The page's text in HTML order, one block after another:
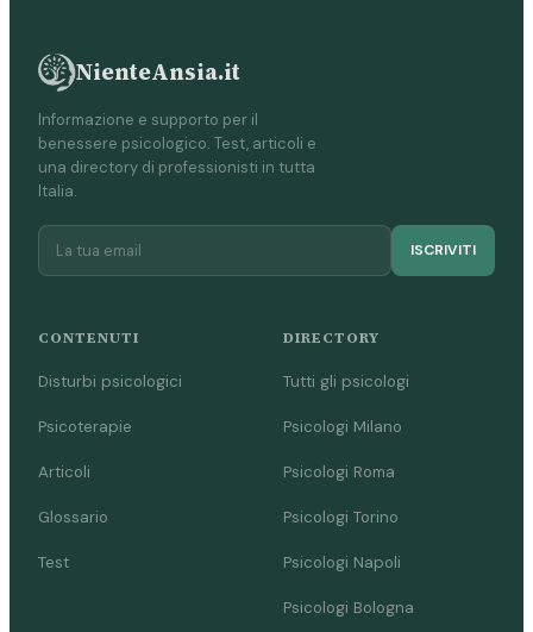
NienteAnsia.it
Informazione e supporto per il
benessere psicologico. Test, articoli e
una directory di professionisti in tutta
Italia.
ISCRIVITI
CONTENUTI
Disturbi psicologici
Psicoterapie
Articoli
Glossario
Test
DIRECTORY
Tutti gli psicologi
Psicologi Milano
Psicologi Roma
Psicologi Torino
Psicologi Napoli
Psicologi Bologna